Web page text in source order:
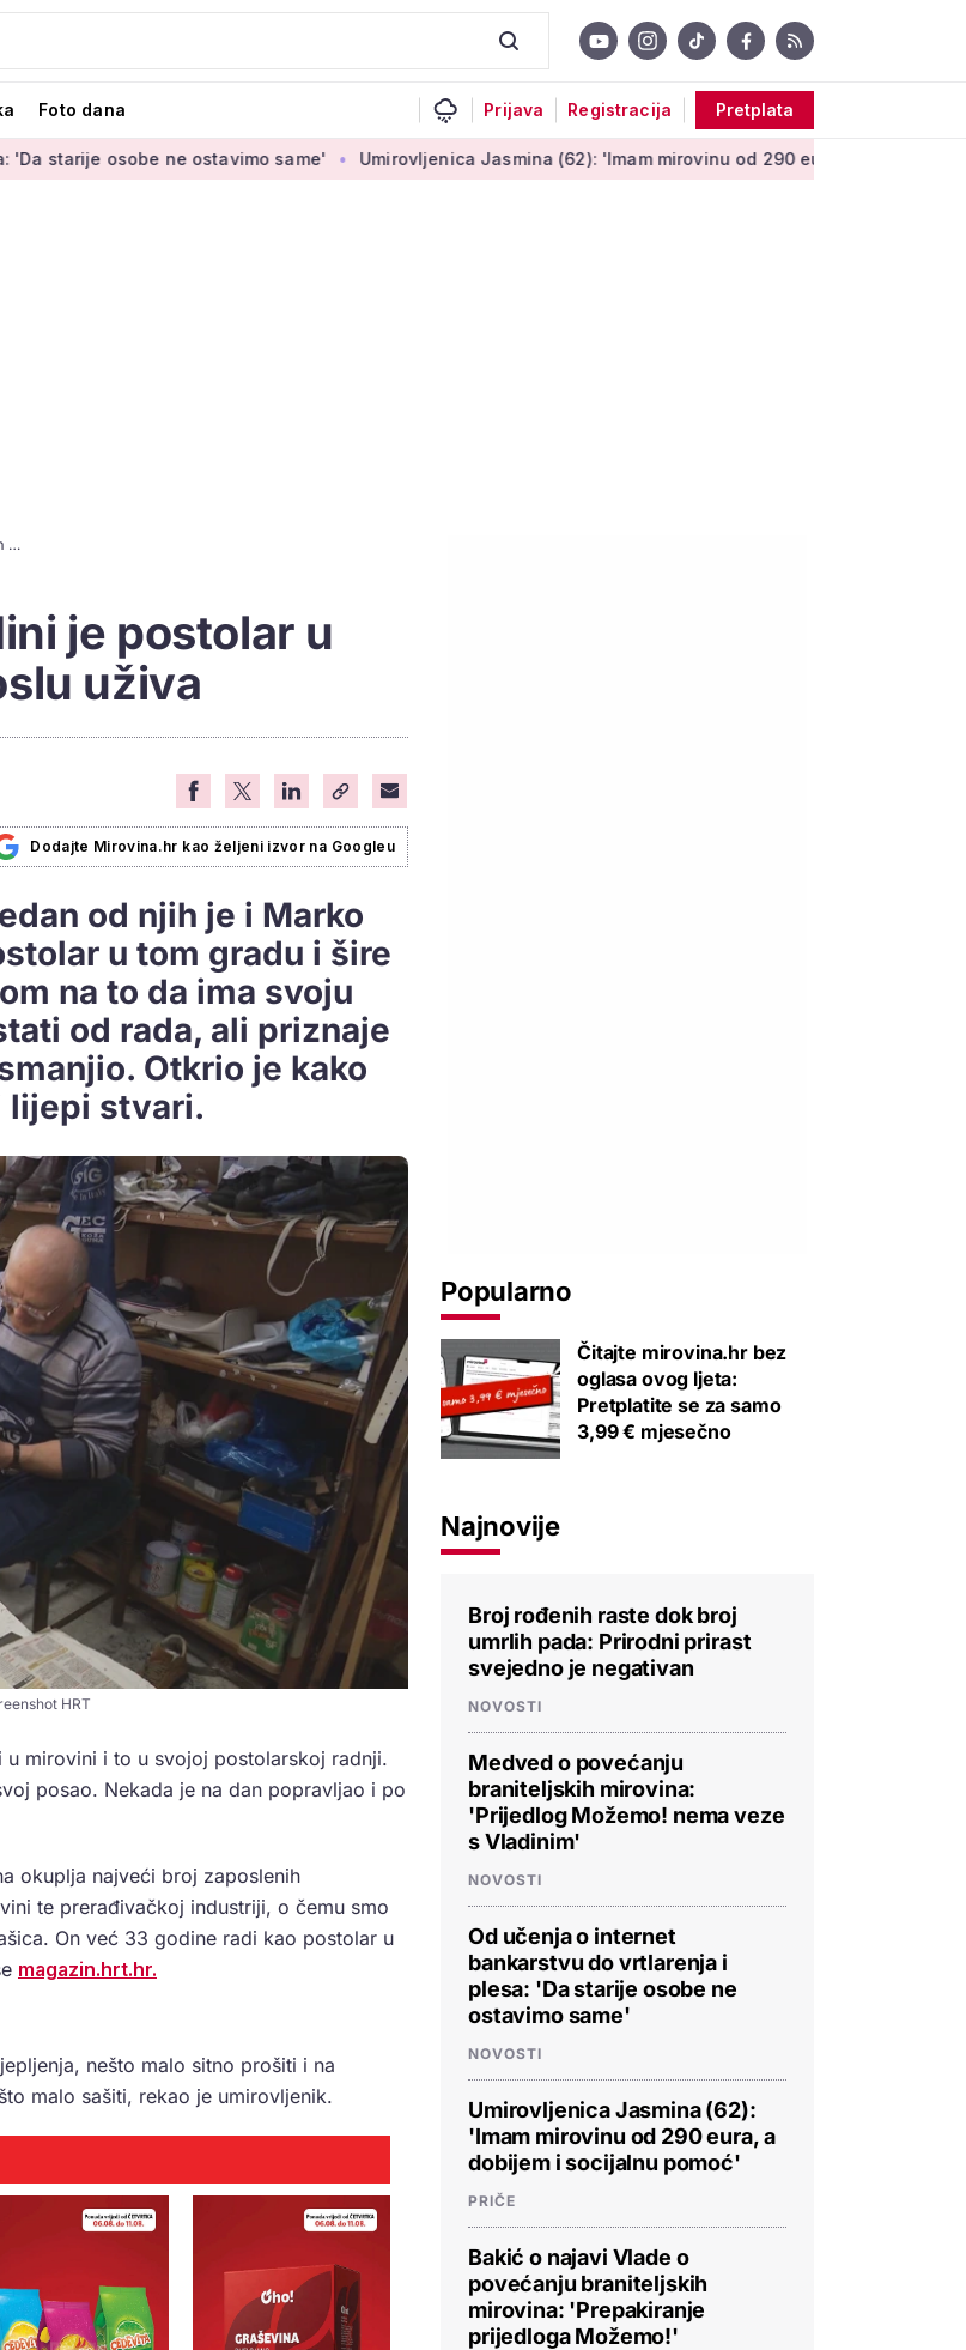
Foto dana Prijava Registracija Pretplata
ne ostavimo same' Umirovljenica Jasmina (62): 'Imam mirovinu od 290 eura, a dobijem i socijalnu pomoć'
Umirovljenik Marko jedini je postolar u Našicama, a u svom poslu uživa
je postolar u
uživa
Dodajte Mirovina.hr kao željeni izvor na Googleu
od njih je i Marko
u tom gradu i šire
na to da ima svoju
od rada, ali priznaje
Otkrio je kako
lijepi stvari.
HRT
u mirovini i to u svojoj postolarskoj radnji.
posao. Nekada je na dan popravljao i po
okuplja najveći broj zaposlenih
te prerađivačkoj industriji, o čemu smo
On već 33 godine radi kao postolar u
magazin.hrt.hr.
nešto malo sitno prošiti i na
malo sašiti, rekao je umirovljenik.
Popularno
Čitajte mirovina.hr bez
oglasa ovog ljeta:
Pretplatite se za samo
3,99 € mjesečno
Najnovije
Broj rođenih raste dok broj
umrlih pada: Prirodni prirast
svejedno je negativan
NOVOSTI
Medved o povećanju
braniteljskih mirovina:
'Prijedlog Možemo! nema veze
s Vladinim'
NOVOSTI
Od učenja o internet
bankarstvu do vrtlarenja i
plesa: 'Da starije osobe ne
ostavimo same'
NOVOSTI
Umirovljenica Jasmina (62):
'Imam mirovinu od 290 eura, a
dobijem i socijalnu pomoć'
PRIČE
Bakić o najavi Vlade o
povećanju braniteljskih
mirovina: 'Prepakiranje
prijedloga Možemo!'